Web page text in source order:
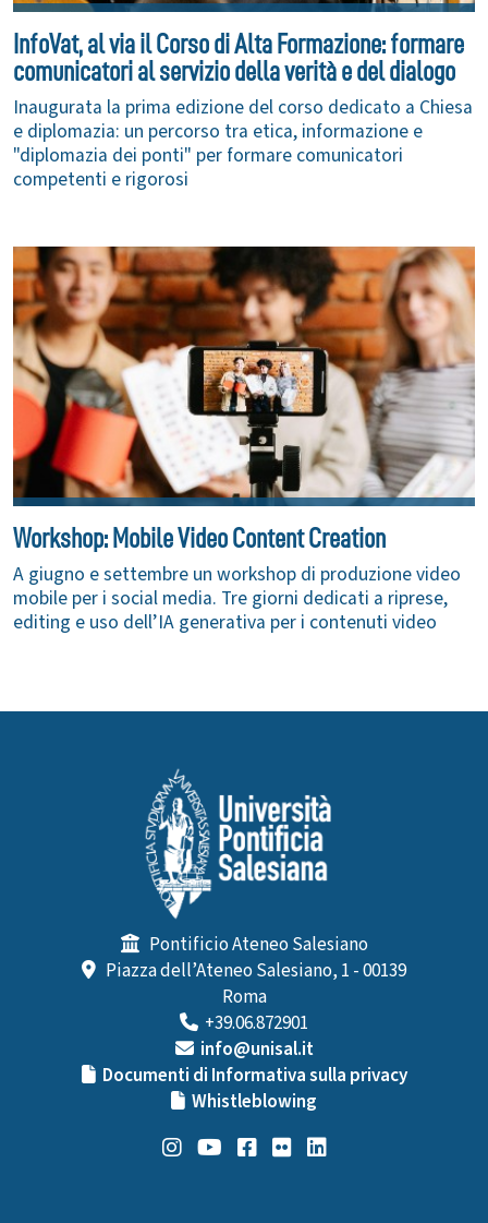
InfoVat, al via il Corso di Alta Formazione: formare
comunicatori al servizio della verità e del dialogo
Inaugurata la prima edizione del corso dedicato a Chiesa
e diplomazia: un percorso tra etica, informazione e
"diplomazia dei ponti" per formare comunicatori
competenti e rigorosi
Workshop: Mobile Video Content Creation
A giugno e settembre un workshop di produzione video
mobile per i social media. Tre giorni dedicati a riprese,
editing e uso dell’IA generativa per i contenuti video
Pontificio Ateneo Salesiano
Piazza dell’Ateneo Salesiano, 1 - 00139
Roma
+39.06.872901
info@unisal.it
Documenti di Informativa sulla privacy
Whistleblowing